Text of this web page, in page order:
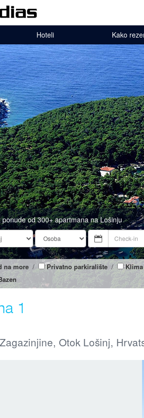
Hoteli Kako
od 300+ apartmana na Lošinju
na more / Privatno parkiralište /
1
Otok Lošinj,